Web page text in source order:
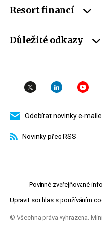
Resort financí
Důležité odkazy
Odebírat novinky e-
Novinky přes RSS
Povinné zveřejňované
Upravit souhlas s používáním
© Všechna práva vyhrazena.